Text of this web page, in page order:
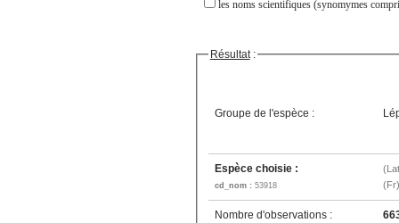
les noms scientifiques (synomymes
Résultat:
Groupe de l'espèce :
Espèce choisie :
cd_nom : 53918
Nombre d'observations :